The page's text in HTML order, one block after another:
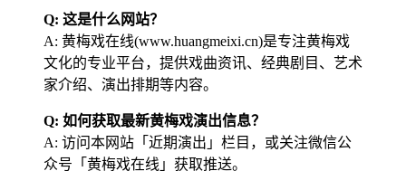
Q: 这是什么网站？
A: 黄梅戏在线(www.huangmeixi.cn)是专注黄梅戏
文化的专业平台，提供戏曲资讯、经典剧目、艺术
家介绍、演出排期等内容。
Q: 如何获取最新黄梅戏演出信息？
A: 访问本网站「近期演出」栏目，或关注微信公
众号「黄梅戏在线」获取推送。